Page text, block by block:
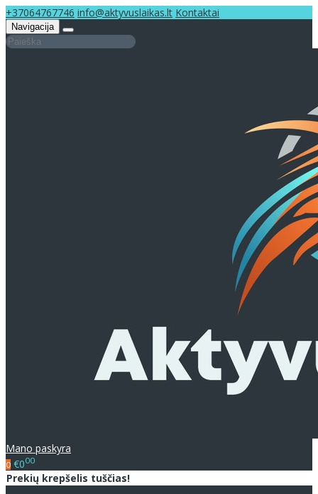
+37064767746 info@aktyvuslaikas.lt Kontaktai
Navigacija
Mano paskyra
0 €000
Prekių krepšelis tuščias!